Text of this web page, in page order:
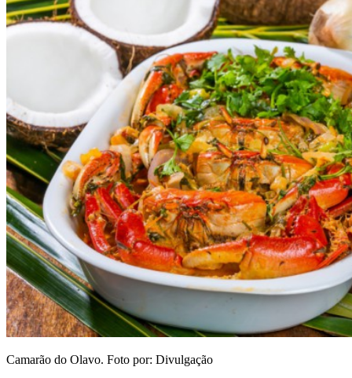
Camarão do Olavo. Foto por: Divulgação